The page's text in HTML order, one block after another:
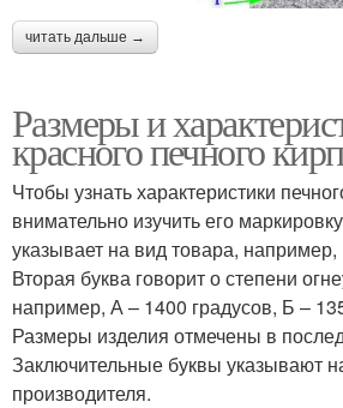
читать дальше →
Размеры и
красного печного
Чтобы узнать характеристики
внимательно изучить его
указывает на вид товара,
Вторая буква говорит о степени
например, А – 1400 градусов, Б –
Размеры изделия отмечены в
Заключительные буквы указывают
производителя.